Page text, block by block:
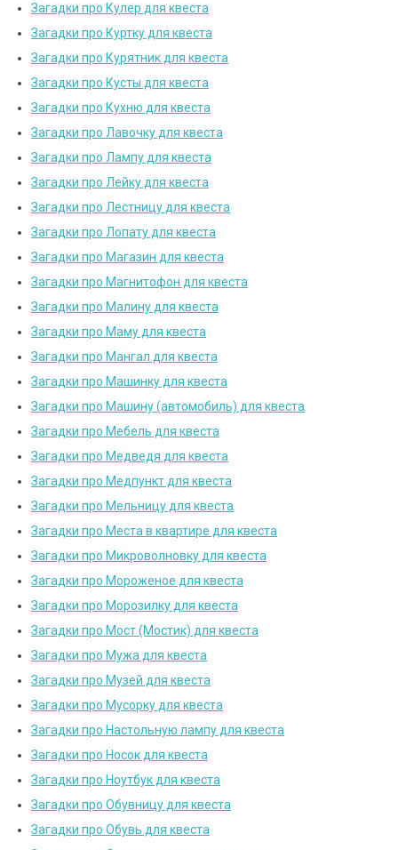
Загадки про Кулер для квеста
Загадки про Куртку для квеста
Загадки про Курятник для квеста
Загадки про Кусты для квеста
Загадки про Кухню для квеста
Загадки про Лавочку для квеста
Загадки про Лампу для квеста
Загадки про Лейку для квеста
Загадки про Лестницу для квеста
Загадки про Лопату для квеста
Загадки про Магазин для квеста
Загадки про Магнитофон для квеста
Загадки про Малину для квеста
Загадки про Маму для квеста
Загадки про Мангал для квеста
Загадки про Машинку для квеста
Загадки про Машину (автомобиль) для квеста
Загадки про Мебель для квеста
Загадки про Медведя для квеста
Загадки про Медпункт для квеста
Загадки про Мельницу для квеста
Загадки про Места в квартире для квеста
Загадки про Микроволновку для квеста
Загадки про Мороженое для квеста
Загадки про Морозилку для квеста
Загадки про Мост (Мостик) для квеста
Загадки про Мужа для квеста
Загадки про Музей для квеста
Загадки про Мусорку для квеста
Загадки про Настольную лампу для квеста
Загадки про Носок для квеста
Загадки про Ноутбук для квеста
Загадки про Обувницу для квеста
Загадки про Обувь для квеста